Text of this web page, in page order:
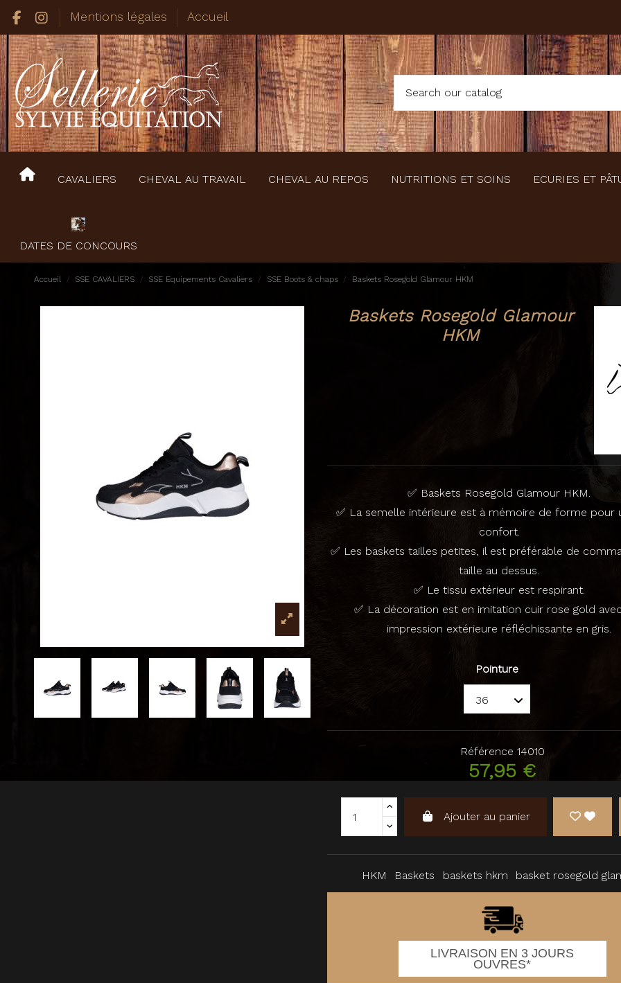
Mentions légales Accueil
CAVALIERS CHEVAL AU TRAVAIL CHEVAL AU REPOS NUTRITIONS ET SOINS ECURIES ET
DATES DE CONCOURS
Accueil SSE CAVALIERS SSE Equipements Cavaliers SSE Boots & chaps Baskets Rosegold Glamour HKM
Baskets Rosegold Glamour
HKM
✅ Baskets Rosegold Glamour HKM.
✅ La semelle intérieure est à mémoire de forme pour
confort.
✅ Les baskets tailles petites, il est préférable de
taille au dessus.
✅ Le tissu extérieur est respirant.
✅ La décoration est en imitation cuir rose gold
impression extérieure réfléchissante en gris.
Pointure
Référence 14010
57,95 €
Ajouter au panier
HKM Baskets baskets hkm basket rosegold
LIVRAISON EN 3 JOURS
OUVRES*